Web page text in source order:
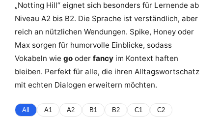
„Notting Hill“ eignet sich besonders für Lernende ab
Niveau A2 bis B2. Die Sprache ist verständlich, aber
reich an nützlichen Wendungen. Spike, Honey oder
Max sorgen für humorvolle Einblicke, sodass
Vokabeln wie go oder fancy im Kontext haften
bleiben. Perfekt für alle, die ihren Alltagswortschatz
mit echten Dialogen erweitern möchten.
All A1 A2 B1 B2 C1 C2